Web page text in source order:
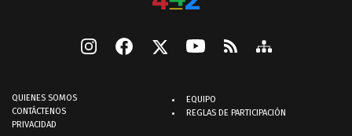
QUIENES SOMOS
CONTÁCTENOS
PRIVACIDAD
EQUIPO
REGLAS DE PARTICIPACIÓN